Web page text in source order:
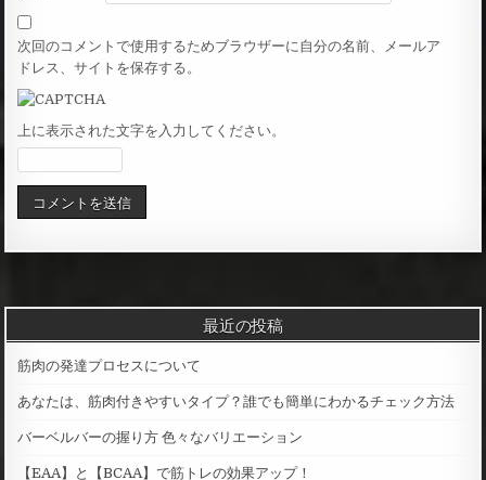
次回のコメントで使用するためブラウザーに自分の名前、メールア
ドレス、サイトを保存する。
上に表示された文字を入力してください。
最近の投稿
筋肉の発達プロセスについて
あなたは、筋肉付きやすいタイプ？誰でも簡単にわかるチェック方法
バーベルバーの握り方 色々なバリエーション
【EAA】と【BCAA】で筋トレの効果アップ！